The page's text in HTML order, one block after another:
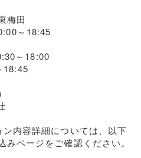
梅田
～18:45
～18:00
内容詳細については、以下
ページをご確認ください。